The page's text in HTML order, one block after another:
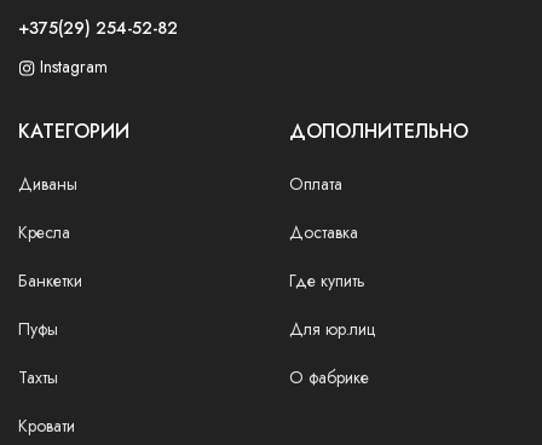
+375(29) 254-52-82
Instagram
КАТЕГОРИИ
Диваны
Кресла
Банкетки
Пуфы
Тахты
Кровати
ДОПОЛНИТЕЛЬНО
Оплата
Доставка
Где купить
Для юр.лиц
О фабрике